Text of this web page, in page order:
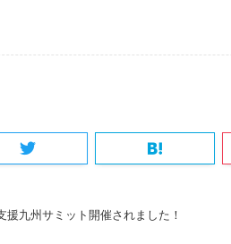
援九州サミット開催されました！